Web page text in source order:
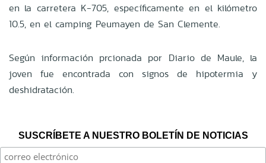
en la carretera K-705, específicamente en el kilómetro
10.5, en el camping Peumayen de San Clemente.
Según información prcionada por Diario de Maule, la
joven fue encontrada con signos de hipotermia y
deshidratación.
SUSCRÍBETE A NUESTRO BOLETÍN DE NOTICIAS